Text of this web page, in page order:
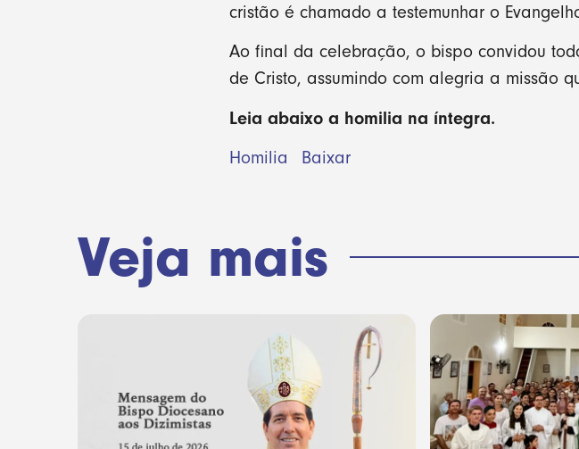
cristão é chamado a testemunhar o
Ao final da celebração, o bispo convidou
de Cristo, assumindo com alegria a missão
Leia abaixo a homilia na íntegra.
Homilia
Baixar
Veja mais